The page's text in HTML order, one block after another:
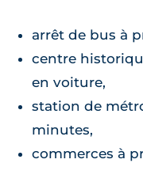
arrêt de bus à
centre
en voiture,
station de
minutes,
commerces à